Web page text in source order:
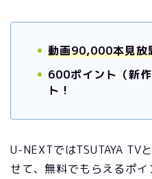
動画90,000本見放
600ポイント（新
ト！
U-NEXTではTSUTAYA TV
せて、無料でもらえるポ